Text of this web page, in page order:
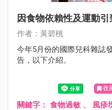
因食物依賴性及運動
作者：黃碧桃
今年5月份的國際兒科雜誌
告，以下介紹。
收
關鍵字： 食物過敏 、 風疹